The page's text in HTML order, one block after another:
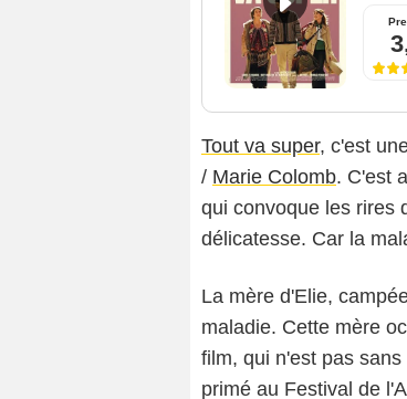
Tout va super, c'est
/ Marie Colomb. C'est
qui convoque les rires
délicatesse. Car la
La mère d'Elie,
maladie. Cette mère
film, qui n'est pas
primé au Festival de